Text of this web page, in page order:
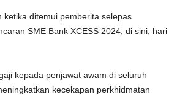
ketika ditemui pemberita selepas
SME Bank XCESS 2024, di sini, hari
kepada penjawat awam di seluruh
kecekapan perkhidmatan